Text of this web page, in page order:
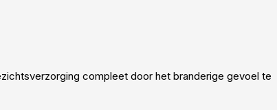
compleet door het branderige gevoel te